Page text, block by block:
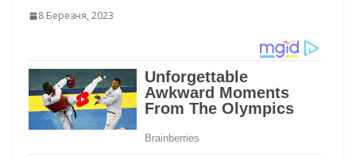
8 Березня, 2023